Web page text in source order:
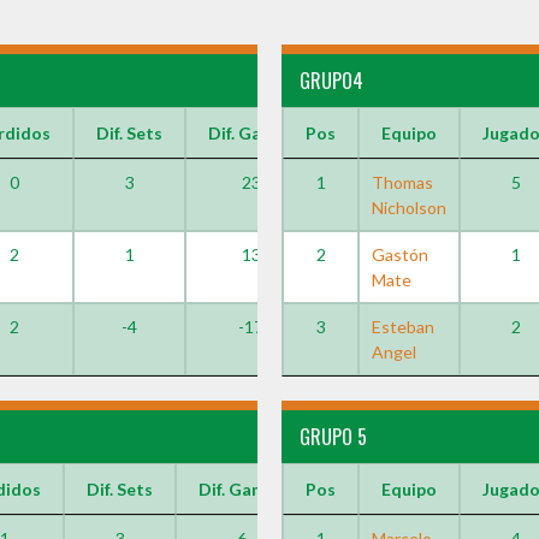
Dif. Sets Dif. Games
0 3 23
2 1 13
2 -4 -17
Dif. Sets Dif. Games
GRUPO4
Pos Equipo
1
Thomas
Nicholson
5
2
Gastón
Mate
1
3
Esteban
Angel
2
GRUPO 5
Pos Equipo